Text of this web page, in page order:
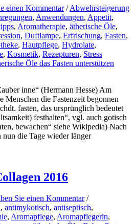
einen Kommentar /Abwehrsteigerung
, Anwendungen, Appetit,
, Aromatherapie, ätherische Öle,
, Duftlampe, Erfrischung, Fasten,
, Hautpflege, Hydrolate,
, Kosmetik, Rezepturen, Stress
inne“ (Hermann Hesse) Am
die Fastenzeit begonnen
fastēn, das ursprünglich bedeutet
festhalten“, vgl. auch gotisch
bewachen“ siehe Wikipedia) Nach
die Tage wieder länger
2016
Sie einen Kommentar /
, antimykotisch, antiseptisch,
, Aromapflege, Aromapflegerin,